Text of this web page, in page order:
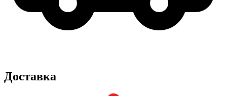
Доставка